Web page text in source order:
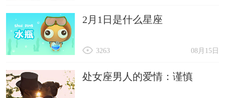
2月1日是什么星座
08月15日
3263
处女座男人的爱情：谨慎